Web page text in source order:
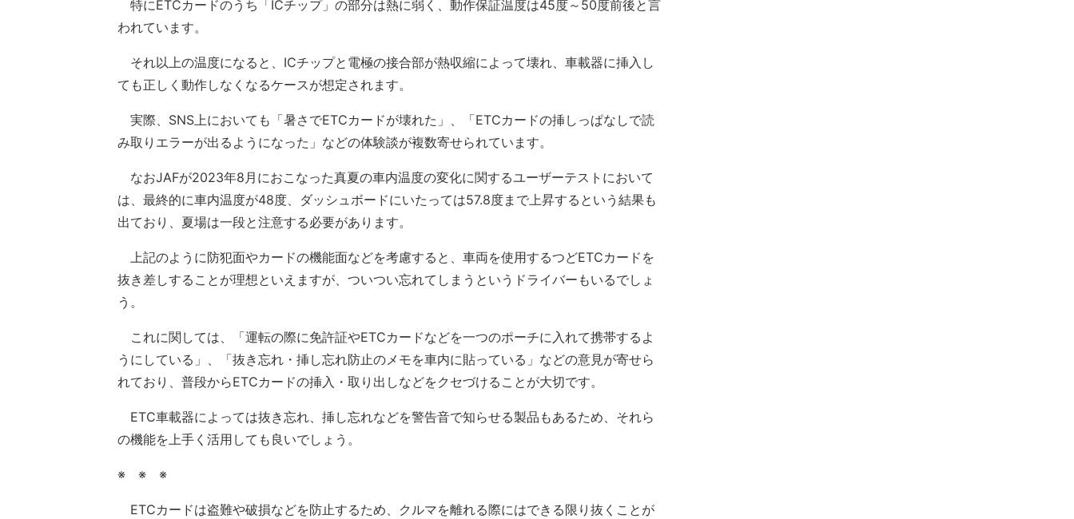
特にETCカードのうち「ICチップ」の部分は熱に弱く、動作保証温度は45度～50度前後と言
われています。
それ以上の温度になると、ICチップと電極の接合部が熱収縮によって壊れ、車載器に挿入し
ても正しく動作しなくなるケースが想定されます。
実際、SNS上においても「暑さでETCカードが壊れた」、「ETCカードの挿しっぱなしで読
み取りエラーが出るようになった」などの体験談が複数寄せられています。
なおJAFが2023年8月におこなった真夏の車内温度の変化に関するユーザーテストにおいて
は、最終的に車内温度が48度、ダッシュボードにいたっては57.8度まで上昇するという結果も
出ており、夏場は一段と注意する必要があります。
上記のように防犯面やカードの機能面などを考慮すると、車両を使用するつどETCカードを
抜き差しすることが理想といえますが、ついつい忘れてしまうというドライバーもいるでしょ
う。
これに関しては、「運転の際に免許証やETCカードなどを一つのポーチに入れて携帯するよ
うにしている」、「抜き忘れ・挿し忘れ防止のメモを車内に貼っている」などの意見が寄せら
れており、普段からETCカードの挿入・取り出しなどをクセづけることが大切です。
ETC車載器によっては抜き忘れ、挿し忘れなどを警告音で知らせる製品もあるため、それら
の機能を上手く活用しても良いでしょう。
※ ※ ※
ETCカードは盗難や破損などを防止するため、クルマを離れる際にはできる限り抜くことが